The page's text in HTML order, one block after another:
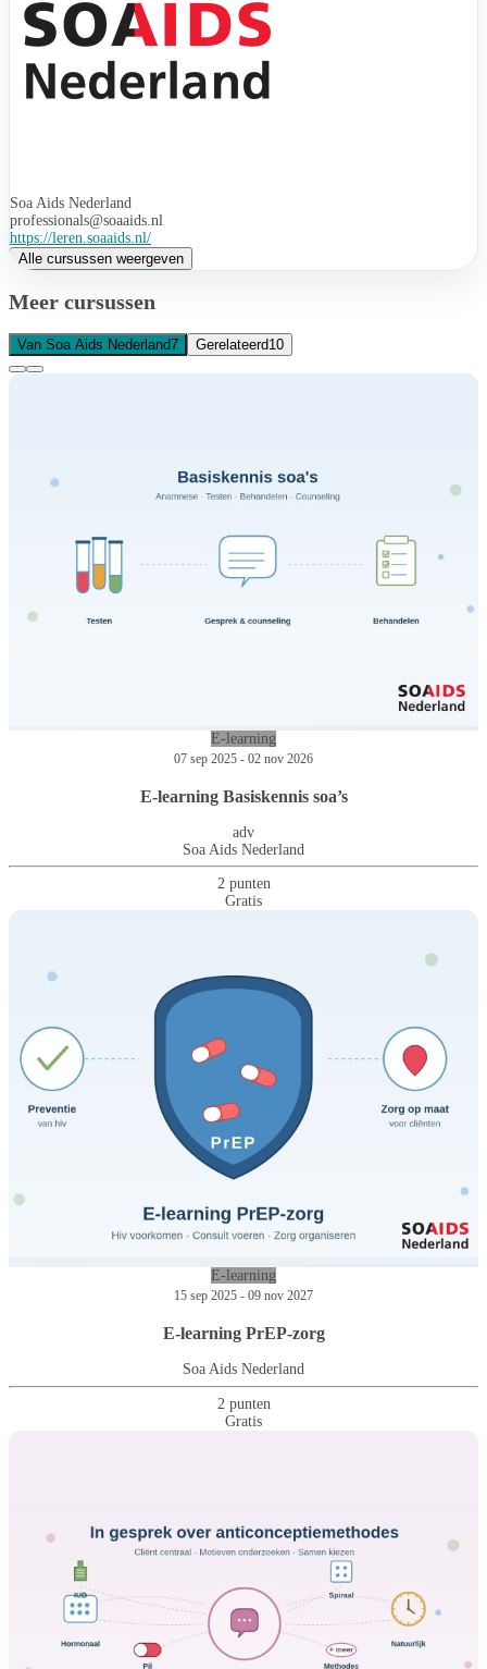
Soa Aids Nederland
professionals@soaaids.nl
https://leren.soaaids.nl/
Alle cursussen weergeven
Meer cursussen
Van Soa Aids Nederland7 Gerelateerd10
E-learning
07 sep 2025 - 02 nov 2026
E-learning Basiskennis soa’s
adv
Soa Aids Nederland
2 punten
Gratis
E-learning
15 sep 2025 - 09 nov 2027
E-learning PrEP-zorg
Soa Aids Nederland
2 punten
Gratis